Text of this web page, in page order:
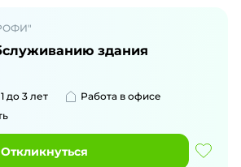
здания
до 3 лет
Работа в офисе
Откликнуться